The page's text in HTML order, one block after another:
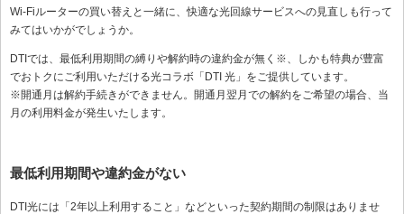
Wi-Fiルーターの買い替えと一緒に、快適な光回線サービスへの見直しも行って
みてはいかがでしょうか。
DTIでは、最低利用期間の縛りや解約時の違約金が無く※、しかも特典が豊富
でおトクにご利用いただける光コラボ「DTI 光」をご提供しています。
※開通月は解約手続きができません。開通月翌月での解約をご希望の場合、当
月の利用料金が発生いたします。
最低利用期間や違約金がない
DTI光には「2年以上利用すること」などといった契約期間の制限はありませ